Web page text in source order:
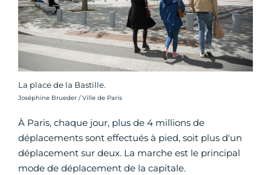
La place de la Bastille.
Crédit photo :
Joséphine Brueder / Ville de Paris
À Paris, chaque jour, plus de 4 millions de
déplacements sont effectués à pied, soit plus d'un
déplacement sur deux. La marche est le principal
mode de déplacement de la capitale.